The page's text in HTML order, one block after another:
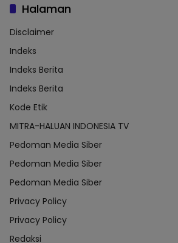
Halaman
Disclaimer
Indeks
Indeks Berita
Indeks Berita
Kode Etik
MITRA-HALUAN INDONESIA TV
Pedoman Media Siber
Pedoman Media Siber
Pedoman Media Siber
Privacy Policy
Privacy Policy
Redaksi